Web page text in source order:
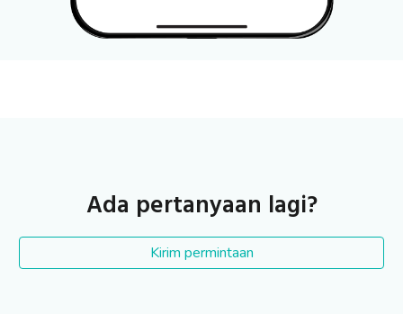
Ada pertanyaan lagi?
Kirim permintaan